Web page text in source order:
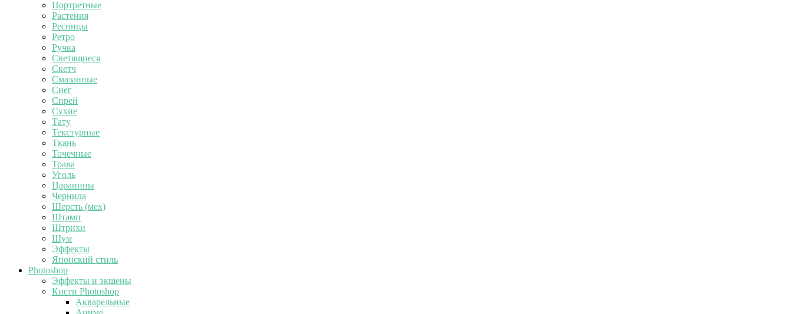
Портретные
Растения
Ресницы
Ретро
Ручка
Светящиеся
Скетч
Смазанные
Снег
Спрей
Сухие
Тату
Текстурные
Ткань
Точечные
Трава
Уголь
Царапины
Чернила
Шерсть (мех)
Штамп
Штрихи
Шум
Эффекты
Японский стиль
Photoshop
Эффекты и экшены
Кисти Photoshop
Акварельные